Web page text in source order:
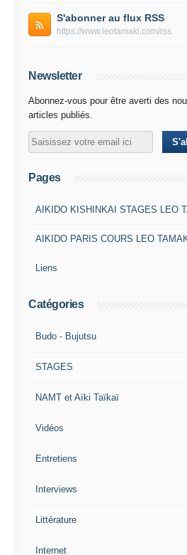
S'abonner au flux RSS
https://www.leotamaki.com/rss
Newsletter
Abonnez-vous pour être averti des
articles publiés.
Pages
AIKIDO KISHINKAI STAGES LEO
AIKIDO PARIS COURS LEO
Liens
Catégories
Budo - Bujutsu
STAGES
NAMT et Aïki Taïkaï
Vidéos
Entretiens
Interviews
Littérature
Internet